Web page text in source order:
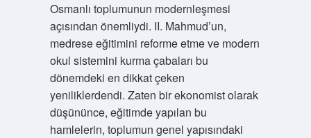
Osmanlı toplumunun modernleşmesi
açısından önemliydi. II. Mahmud’un,
medrese eğitimini reforme etme ve modern
okul sistemini kurma çabaları bu
dönemdeki en dikkat çeken
yeniliklerdendi. Zaten bir ekonomist olarak
düşününce, eğitimde yapılan bu
hamlelerin, toplumun genel yapısındaki